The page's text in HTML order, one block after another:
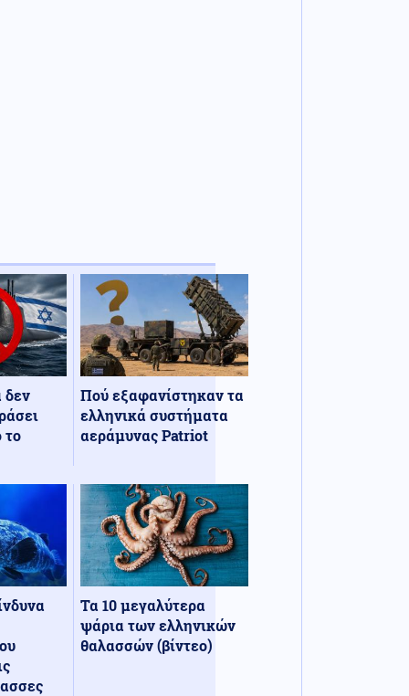
δεν
το
Πού εξαφανίστηκαν τα
ελληνικά συστήματα
αεράμυνας Patriot
Τα 10 μεγαλύτερα
ψάρια των ελληνικών
θαλασσών (βίντεο)